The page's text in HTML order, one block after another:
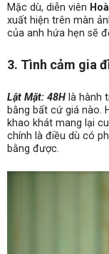
Mặc dù, diễn viên
xuất hiện trên màn
của anh hứa hẹn sẽ
3. Tình cảm gia
Lật Mặt: 48H là hành
bằng bất cứ giá nào.
khao khát mang lại
chính là điều dù có
bằng được.